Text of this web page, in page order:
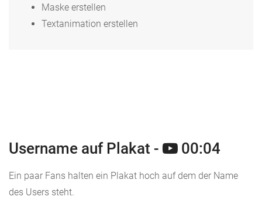
Maske erstellen
Textanimation erstellen
Username auf Plakat - 00:04
Ein paar Fans halten ein Plakat hoch auf dem der Name
des Users steht.